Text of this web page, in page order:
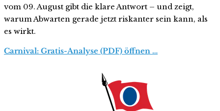
vom 09. August gibt die klare Antwort – und zeigt,
warum Abwarten gerade jetzt riskanter sein kann, als
es wirkt.
Carnival: Gratis-Analyse (PDF) öffnen …